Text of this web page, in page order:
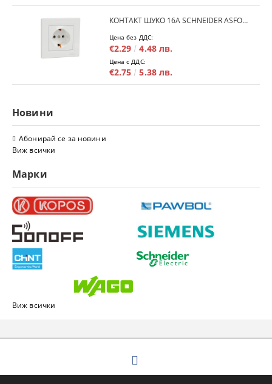
КОНТАКТ ШУКО 16A SCHNEIDER ASFORA EPH2900121 - БЯЛ
Цена без ДДС:
€2.29 4.48 лв.
Цена с ДДС:
€2.75 5.38 лв.
Новини
Абонирай се за новини
Виж всички
Марки
Виж всички